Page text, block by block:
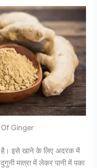
Ginger
है। इसे खाने के लिए अदरक में
मात्रा में लेकर पानी में पका